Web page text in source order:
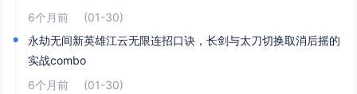
6个月前
(01-30)
永劫无间新英雄江云无限连招口诀，长剑与太刀切换取消后摇的
实战combo
6个月前
(01-30)